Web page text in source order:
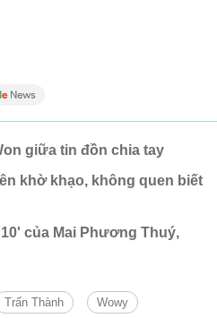
giữa tin đồn chia tay
khờ khạo, không quen biết
của Mai Phương Thuý,
Trấn Thành Wowy